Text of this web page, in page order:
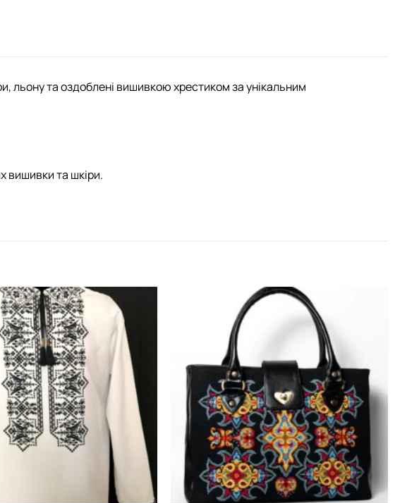
льону та оздоблені вишивкою хрестиком за унікальним
вишивки та шкіри.
Додати
виріб у
вибране